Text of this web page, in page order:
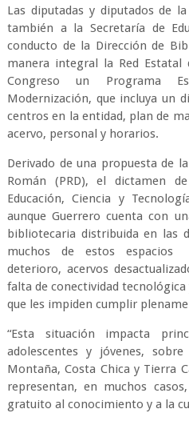
Las diputadas y diputados de
también a la Secretaría de
conducto de la Dirección de
manera integral la Red
Congreso un Programa
Modernización, que incluya un
centros en la entidad, plan de
acervo, personal y horarios.
Derivado de una propuesta de
Román (PRD), el dictamen
Educación, Ciencia y
aunque Guerrero cuenta con
bibliotecaria distribuida en las
muchos de estos espacios
deterioro, acervos
falta de conectividad
que les impiden cumplir
“Esta situación impacta
adolescentes y jóvenes,
Montaña, Costa Chica y Tierra
representan, en muchos
gratuito al conocimiento y a la